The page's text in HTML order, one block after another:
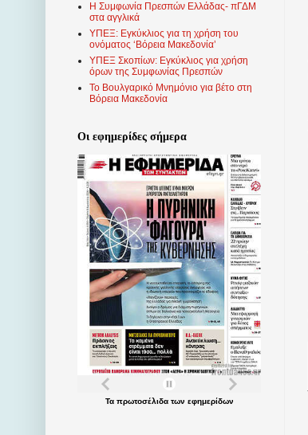
Η Συμφωνία Πρεσπών Ελλάδας- πΓΔΜ
στα αγγλικά
ΥΠΕΞ: Εγκύκλιος για τη χρήση του
ονόματος ‘Βόρεια Μακεδονία’
ΥΠΕΞ Σκοπίων: Εγκύκλιος για χρήση
όρων της Συμφωνίας Πρεσπών
Το Βουλγαρικό Μνημόνιο για βέτο στη
Βόρεια Μακεδονία
Οι εφημερίδες σήμερα
Τα πρωτοσέλιδατων εφημερίδων